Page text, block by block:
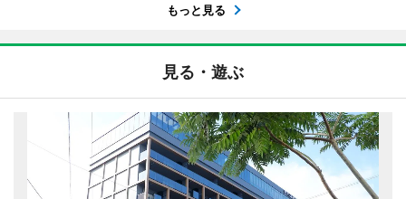
もっと見る
見る・遊ぶ